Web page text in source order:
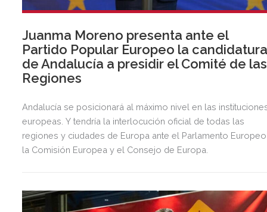
Juanma Moreno presenta ante el
Partido Popular Europeo la
de Andalucía a presidir el Comité de las
Regiones
Andalucía se posicionará al máximo nivel en las
europeas. Y tendría la interlocución oficial de todas las
regiones y ciudades de Europa ante el Parlamento
la Comisión Europea y el Consejo de Europa.